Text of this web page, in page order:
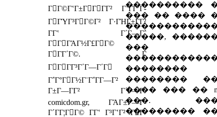
ΓΓ©ΓʽΓ±ΓΓΓΓ² ΓʽΓ­ΓʽΓ­
ΓΓΎΓ³ΓΓ©Γ² Γ·ΓΉΓ±ΓΓ²
Γ­Γʽ Γ΄Γ―Γ΅
ΓΓΓΆΓ½Γ£ΓΓ©
ΓΓΓ΄Γ©. Γ
ΓΓΓΓ³Γ΄Γ―Γ΄Γ
Γ΅Γ°ΓΓ½Γ¨Γ΅Γ­Γ―Γ²
Γ±Γ―ΓΓ² Γ΄Γ―Γ΅
comicdom.gr, ΓΆΓ±Γ―Γ­
Γ΄ΓΓ¦ΓΓ© Γ­Γʽ Γ³ΓʽΓ² ΓΓ­
����������
��� �� ����
�����,
���
��������
��������
���� ��� ��
���.
���������